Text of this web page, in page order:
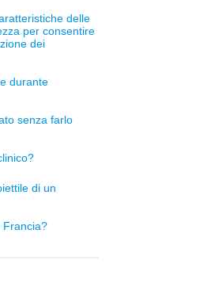
delle
per consentire
dei
durante
senza farlo
di un
Francia?